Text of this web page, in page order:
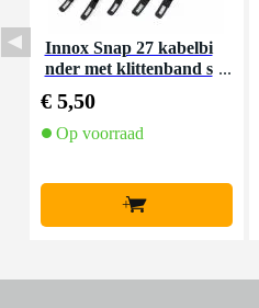
Innox Snap 27 kabelbi
nder met klittenband s
€ 5,50
Op voorraad
+